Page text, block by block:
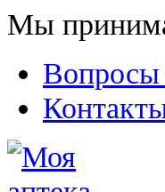
Мы
Вопросы